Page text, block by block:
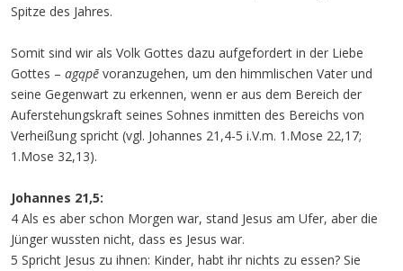
Spitze des Jahres.
Somit sind wir als Volk Gottes dazu aufgefordert in der Liebe
Gottes – agąpē voranzugehen, um den himmlischen Vater und
seine Gegenwart zu erkennen, wenn er aus dem Bereich der
Auferstehungskraft seines Sohnes inmitten des Bereichs von
Verheißung spricht (vgl. Johannes 21,4-5 i.V.m. 1.Mose 22,17;
1.Mose 32,13).
Johannes 21,5:
4 Als es aber schon Morgen war, stand Jesus am Ufer, aber die
Jünger wussten nicht, dass es Jesus war.
5 Spricht Jesus zu ihnen: Kinder, habt ihr nichts zu essen? Sie